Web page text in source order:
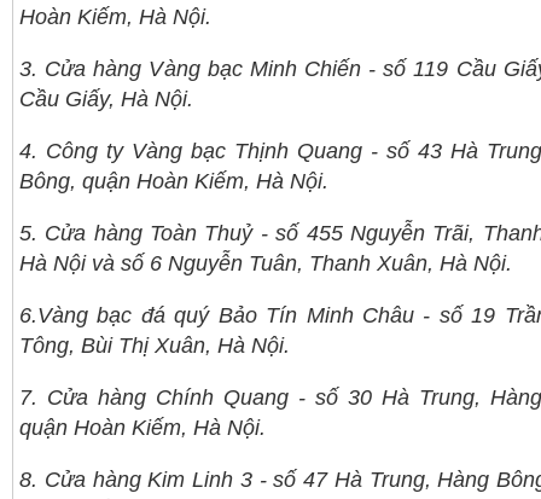
Hoàn Kiếm, Hà Nội.
3. Cửa hàng Vàng bạc Minh Chiến - số 119 Cầu
Cầu Giấy, Hà Nội.
4. Công ty Vàng bạc Thịnh Quang - số 43 Hà
Bông, quận Hoàn Kiếm, Hà Nội.
5. Cửa hàng Toàn Thuỷ - số 455 Nguyễn Trãi,
Hà Nội và số 6 Nguyễn Tuân, Thanh Xuân, Hà Nội.
6.Vàng bạc đá quý Bảo Tín Minh Châu - số 19
Tông, Bùi Thị Xuân, Hà Nội.
7. Cửa hàng Chính Quang - số 30 Hà Trung,
quận Hoàn Kiếm, Hà Nội.
8. Cửa hàng Kim Linh 3 - số 47 Hà Trung, Hàng